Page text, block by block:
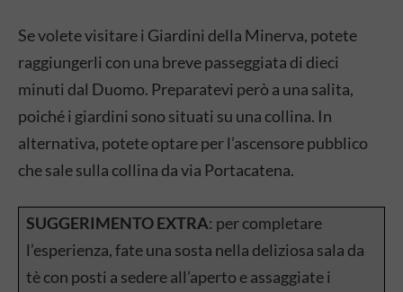
Se volete visitare i Giardini della Minerva, potete
raggiungerli con una breve passeggiata di dieci
minuti dal Duomo. Preparatevi però a una salita,
poiché i giardini sono situati su una collina. In
alternativa, potete optare per l’ascensore pubblico
che sale sulla collina da via Portacatena.
SUGGERIMENTO EXTRA: per completare
l’esperienza, fate una sosta nella deliziosa sala da
tè con posti a sedere all’aperto e assaggiate i